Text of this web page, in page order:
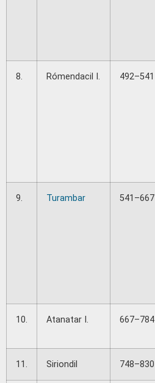
8. Rómendacil I. 492–541
9. Turambar 541–667
10. Atanatar I. 667–784
11. Siriondil 748–830